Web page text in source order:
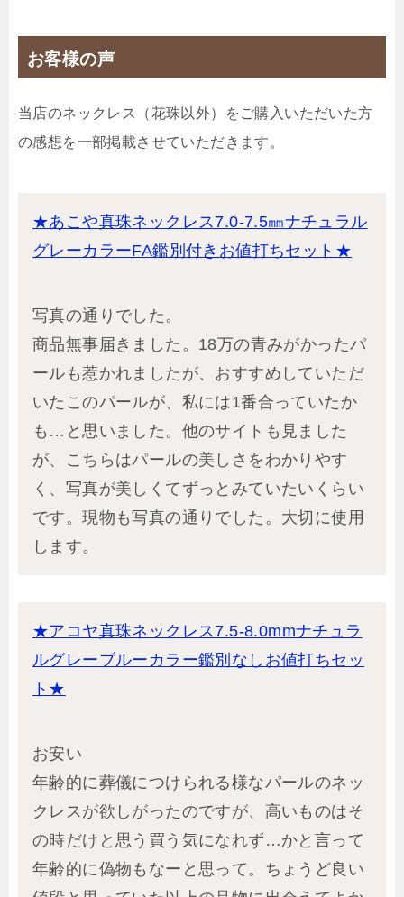
お客様の声
当店のネックレス（花珠以外）をご購入いただいた方
の感想を一部掲載させていただきます。
★あこや真珠ネックレス7.0-7.5㎜ナチュラル
グレーカラーFA鑑別付きお値打ちセット★
写真の通りでした。
商品無事届きました。18万の青みがかったパ
ールも惹かれましたが、おすすめしていただ
いたこのパールが、私には1番合っていたか
も…と思いました。他のサイトも見ました
が、こちらはパールの美しさをわかりやす
く、写真が美しくてずっとみていたいくらい
です。現物も写真の通りでした。大切に使用
します。
★アコヤ真珠ネックレス7.5-8.0mmナチュラ
ルグレーブルーカラー鑑別なしお値打ちセッ
ト★
お安い
年齢的に葬儀につけられる様なパールのネッ
クレスが欲しがったのですが、高いものはそ
の時だけと思う買う気になれず…かと言って
年齢的に偽物もなーと思って。ちょうど良い